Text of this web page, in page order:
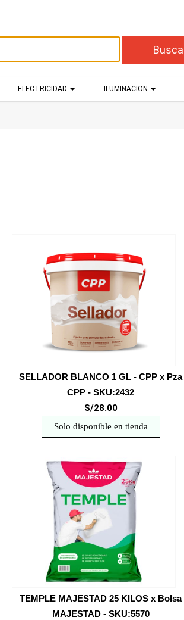
ELECTRICIDAD ILUMINACION
SELLADOR BLANCO 1 GL - CPP x Pza
CPP - SKU:2432
S/28.00
Solo disponible en tienda
TEMPLE MAJESTAD 25 KILOS x Bolsa
MAJESTAD - SKU:5570